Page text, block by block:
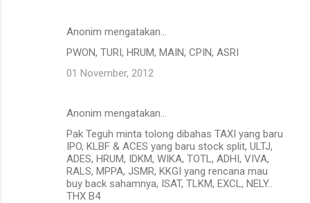
Anonim mengatakan…
PWON, TURI, HRUM, MAIN, CPIN, ASRI
01 November, 2012
Anonim mengatakan…
Pak Teguh minta tolong dibahas TAXI yang baru
IPO, KLBF & ACES yang baru stock split, ULTJ,
ADES, HRUM, IDKM, WIKA, TOTL, ADHI, VIVA,
RALS, MPPA, JSMR, KKGI yang rencana mau
buy back sahamnya, ISAT, TLKM, EXCL, NELY..
THX B4